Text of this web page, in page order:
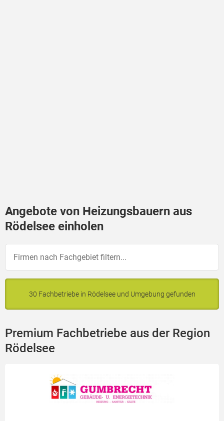
Angebote von Heizungsbauern aus
Rödelsee einholen
30 Fachbetriebe in Rödelsee und Umgebung gefunden
Premium Fachbetriebe aus der Region
Rödelsee